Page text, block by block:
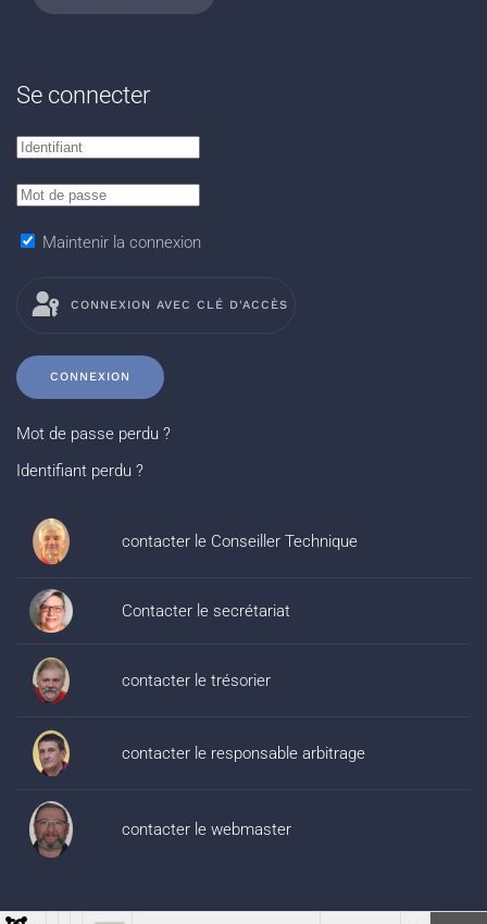
Se connecter
Maintenir la connexion
CONNEXION AVEC CLÉ D'ACCÈS
CONNEXION
Mot de passe perdu ?
Identifiant perdu ?
contacter le Conseiller Technique
Contacter le secrétariat
contacter le trésorier
contacter le responsable arbitrage
contacter le webmaster